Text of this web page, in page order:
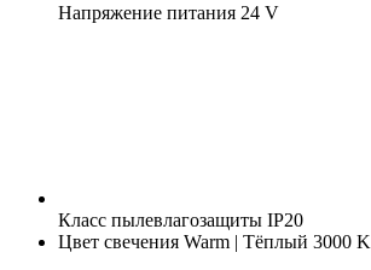
Напряжение питания 24 V
Класс пылевлагозащиты IP20
Цвет свечения Warm | Тёплый 3000 K